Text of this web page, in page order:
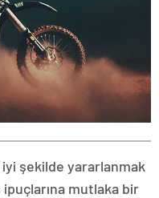
şekilde yararlanmak
ipuçlarına mutlaka bir